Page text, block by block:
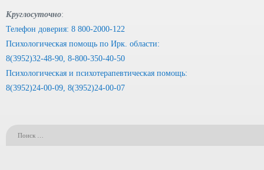
Круглосуточно:
Телефон доверия: 8 800-2000-122
Психологическая помощь по Ирк. области:
8(3952)32-48-90, 8-800-350-40-50
Психологическая и психотерапевтическая помощь:
8(3952)24-00-09, 8(3952)24-00-07